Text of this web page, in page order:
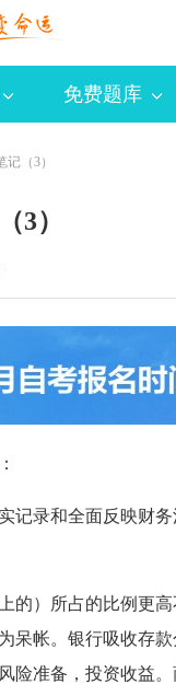
免费题库
（3）
3）
：
录和全面反映财务
）所占的比例更高
呆帐。银行吸收存
险准备，投资收益